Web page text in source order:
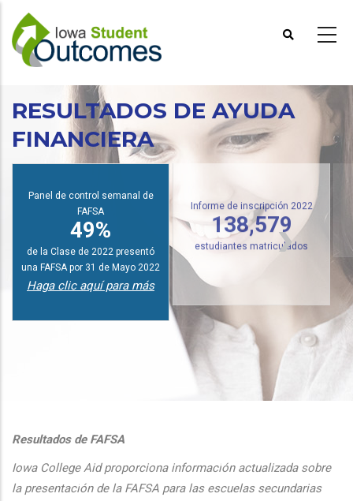
Pasar
contenido
principal
RESULTADOS DE AYUDA
FINANCIERA
Panel de control semanal de
FAFSA
49%
de la Clase de 2022 presentó
una FAFSA por 31 de Mayo 2022
Haga clic aquí para más
Informe de inscripción 2022
138,579
Resultados de FAFSA
Iowa College Aid proporciona información actualizada sobre
la presentación de la FAFSA para las escuelas secundarias